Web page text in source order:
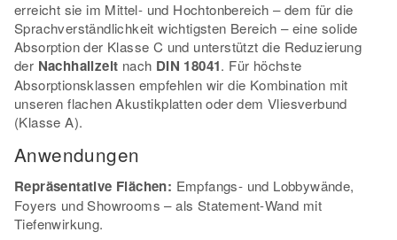
erreicht sie im Mittel- und Hochtonbereich – dem für die
Sprachverständlichkeit wichtigsten Bereich – eine solide
Absorption der Klasse C und unterstützt die Reduzierung
der Nachhallzeit nach DIN 18041. Für höchste
Absorptionsklassen empfehlen wir die Kombination mit
unseren flachen Akustikplatten oder dem Vliesverbund
(Klasse A).
Anwendungen
Repräsentative Flächen: Empfangs- und Lobbywände,
Foyers und Showrooms – als Statement-Wand mit
Tiefenwirkung.